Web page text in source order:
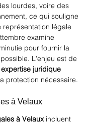
lourdes, voire des
ce qui souligne
légale
examine
pour fournir la
L'enjeu est de
expertise juridique
protection nécessaire.
à Velaux
à Velaux incluent